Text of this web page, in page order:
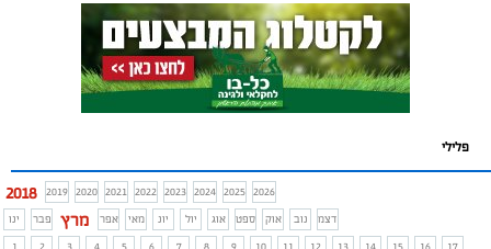
פלילי
2018 2019 2020 2021 2022 2023 2024 2025 2026
ינו
פבר מרץ אפר מאי יונ יול אוג ספט אוק נוב
דצמ